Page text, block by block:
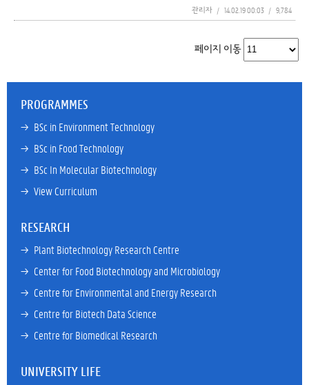
관리자 / 14.02.19 00:03 / 9,784
페이지 이동
PROGRAMMES
→ BSc in Environment Technology
→ BSc in Food Technology
→ BSc In Molecular Biotechnology
→ View Curriculum
RESEARCH
→ Plant Biotechnology Research Centre
→ Center for Food Biotechnology and Microbiology
→ Centre for Environmental and Energy Research
→ Centre for Biotech Data Science
→ Centre for Biomedical Research
UNIVERSITY LIFE